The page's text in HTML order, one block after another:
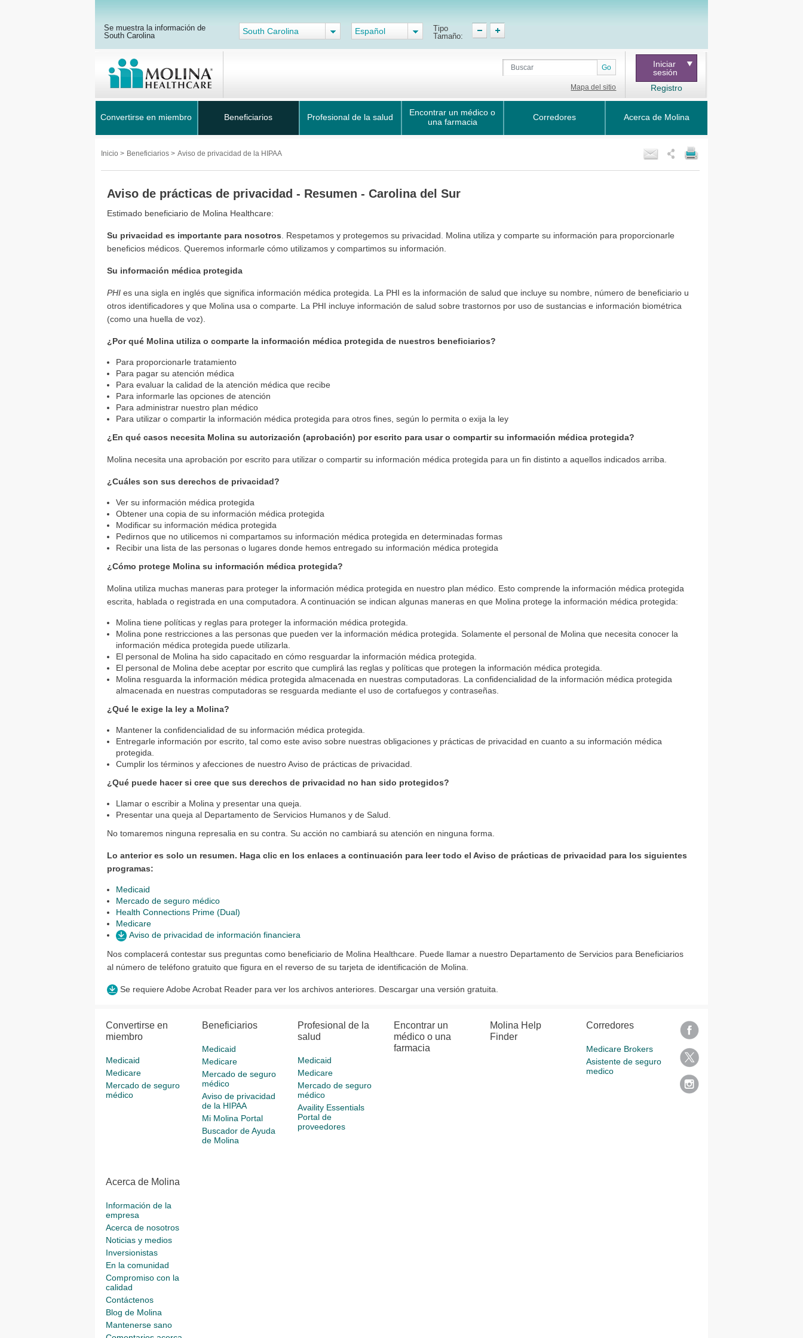
Se muestra la información de
South Carolina
South Carolina Español
Tipo
Tamaño:
Go
Mapa del sitio
Iniciar
sesión
Registro
Convertirse en miembro Beneficiarios Profesional de la salud
Encontrar un médico o
una farmacia
Corredores Acerca de Molina
Inicio > Beneficiarios > Aviso de privacidad de la HIPAA
Aviso de prácticas de privacidad - Resumen - Carolina del Sur
Estimado beneficiario de Molina Healthcare:
Su privacidad es importante para nosotros . Respetamos y protegemos su privacidad. Molina utiliza y comparte su información para proporcionarle
beneficios médicos. Queremos informarle cómo utilizamos y compartimos su información.
Su información médica protegida
PHI es una sigla en inglés que significa información médica protegida. La PHI es la información de salud que incluye su nombre, número de beneficiario u
otros identificadores y que Molina usa o comparte. La PHI incluye información de salud sobre trastornos por uso de sustancias e información biométrica
(como una huella de voz).
¿Por qué Molina utiliza o comparte la información médica protegida de nuestros beneficiarios?
Para proporcionarle tratamiento
Para pagar su atención médica
Para evaluar la calidad de la atención médica que recibe
Para informarle las opciones de atención
Para administrar nuestro plan médico
Para utilizar o compartir la información médica protegida para otros fines, según lo permita o exija la ley
¿En qué casos necesita Molina su autorización (aprobación) por escrito para usar o compartir su información médica protegida?
Molina necesita una aprobación por escrito para utilizar o compartir su información médica protegida para un fin distinto a aquellos indicados arriba.
¿Cuáles son sus derechos de privacidad?
Ver su información médica protegida
Obtener una copia de su información médica protegida
Modificar su información médica protegida
Pedirnos que no utilicemos ni compartamos su información médica protegida en determinadas formas
Recibir una lista de las personas o lugares donde hemos entregado su información médica protegida
¿Cómo protege Molina su información médica protegida?
Molina utiliza muchas maneras para proteger la información médica protegida en nuestro plan médico. Esto comprende la información médica protegida
escrita, hablada o registrada en una computadora. A continuación se indican algunas maneras en que Molina protege la información médica protegida:
Molina tiene políticas y reglas para proteger la información médica protegida.
Molina pone restricciones a las personas que pueden ver la información médica protegida. Solamente el personal de Molina que necesita conocer la
información médica protegida puede utilizarla.
El personal de Molina ha sido capacitado en cómo resguardar la información médica protegida.
El personal de Molina debe aceptar por escrito que cumplirá las reglas y políticas que protegen la información médica protegida.
Molina resguarda la información médica protegida almacenada en nuestras computadoras. La confidencialidad de la información médica protegida
almacenada en nuestras computadoras se resguarda mediante el uso de cortafuegos y contraseñas.
¿Qué le exige la ley a Molina?
Mantener la confidencialidad de su información médica protegida.
Entregarle información por escrito, tal como este aviso sobre nuestras obligaciones y prácticas de privacidad en cuanto a su información médica
protegida.
Cumplir los términos y afecciones de nuestro Aviso de prácticas de privacidad.
¿Qué puede hacer si cree que sus derechos de privacidad no han sido protegidos?
Llamar o escribir a Molina y presentar una queja.
Presentar una queja al Departamento de Servicios Humanos y de Salud.
No tomaremos ninguna represalia en su contra. Su acción no cambiará su atención en ninguna forma.
Lo anterior es solo un resumen. Haga clic en los enlaces a continuación para leer todo el Aviso de prácticas de privacidad para los siguientes
programas:
Medicaid
Mercado de seguro médico
Health Connections Prime (Dual)
Medicare
Aviso de privacidad de información financiera
Nos complacerá contestar sus preguntas como beneficiario de Molina Healthcare. Puede llamar a nuestro Departamento de Servicios para Beneficiarios
al número de teléfono gratuito que figura en el reverso de su tarjeta de identificación de Molina.
Se requiere Adobe Acrobat Reader para ver los archivos anteriores. Descargar una versión gratuita.
Convertirse en
miembro
Medicaid
Medicare
Mercado de seguro
médico
Beneficiarios
Medicaid
Medicare
Mercado de seguro
médico
Aviso de privacidad
de la HIPAA
Mi Molina Portal
Buscador de Ayuda
de Molina
Profesional de la
salud
Medicaid
Medicare
Mercado de seguro
médico
Availity Essentials
Portal de
proveedores
Encontrar un
médico o una
farmacia
Molina Help
Finder
Corredores
Medicare Brokers
Asistente de seguro
medico
Acerca de Molina
Información de la
empresa
Acerca de nosotros
Noticias y medios
Inversionistas
En la comunidad
Compromiso con la
calidad
Contáctenos
Blog de Molina
Mantenerse sano